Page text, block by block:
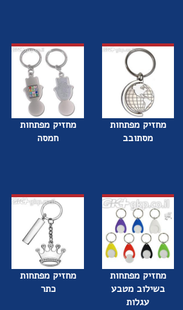
מחזיק מפתחות
מסתובב
מחזיק מפתחות
חמסה
מחזיק מפתחות
בשילוב מטבע
עגלות
מחזיק מפתחות
כתר